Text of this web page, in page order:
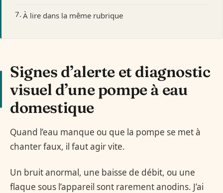
À lire dans la même rubrique
Signes d’alerte et diagnostic
visuel d’une pompe à eau
domestique
Quand l’eau manque ou que la pompe se met à
chanter faux, il faut agir vite.
Un bruit anormal, une baisse de débit, ou une
flaque sous l’appareil sont rarement anodins. J’ai